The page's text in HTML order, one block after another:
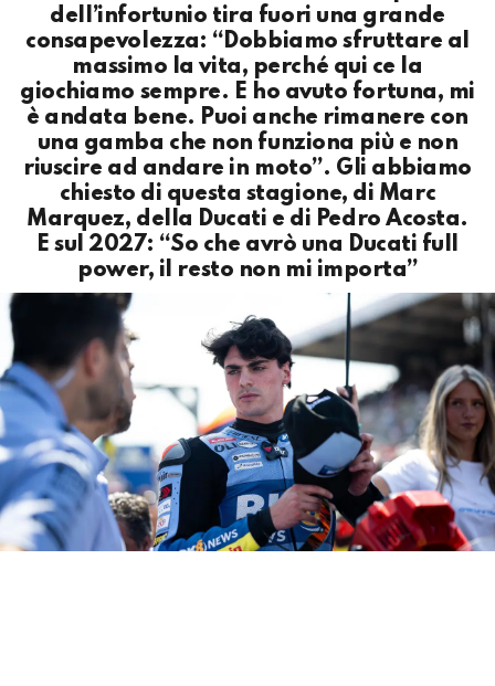
dell’infortunio tira fuori una grande
consapevolezza: “Dobbiamo sfruttare al
massimo la vita, perché qui ce la
giochiamo sempre. E ho avuto fortuna, mi
è andata bene. Puoi anche rimanere con
una gamba che non funziona più e non
riuscire ad andare in moto”. Gli abbiamo
chiesto di questa stagione, di Marc
Marquez, della Ducati e di Pedro Acosta.
E sul 2027: “So che avrò una Ducati full
power, il resto non mi importa”